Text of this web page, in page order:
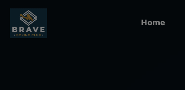
Home